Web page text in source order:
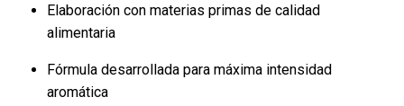
Elaboración con materias primas de calidad
alimentaria
Fórmula desarrollada para máxima intensidad
aromática